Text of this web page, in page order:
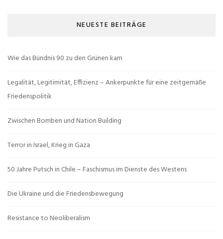
NEUESTE BEITRÄGE
Wie das Bündnis 90 zu den Grünen kam
Legalität, Legitimität, Effizienz – Ankerpunkte für eine zeitgemäße
Friedenspolitik
Zwischen Bomben und Nation Building
Terror in Israel, Krieg in Gaza
50 Jahre Putsch in Chile – Faschismus im Dienste des Westens
Die Ukraine und die Friedensbewegung
Resistance to Neoliberalism